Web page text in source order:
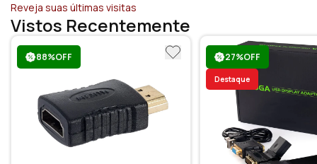
Reveja suas últimas visitas
Vistos Recentemente
88%OFF 27%OFF
Destaque